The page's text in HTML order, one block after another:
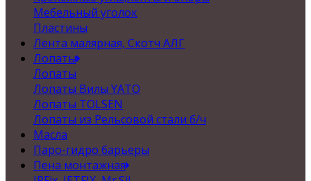
Мебельный уголок
Пластины
Лента малярная, Скотч АЛГ
Лопаты
Лопаты
Лопаты Вилы YATO
Лопаты TOLSEN
Лопаты из Рельсовой стали б/ч
Масла
Паро-гидро барьеры
Пена монтажная